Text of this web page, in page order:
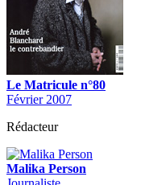
Le Matricule n°80
Février 2007
Rédacteur
Malika Person